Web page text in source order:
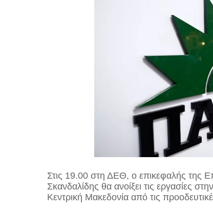
Στις 19.00 στη ΔΕΘ, ο επικεφαλής της
Σκανδαλίδης θα ανοίξει τις εργασίες
Κεντρική Μακεδονία από τις